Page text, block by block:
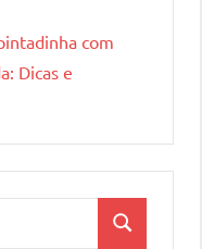
com
Dicas e
Pesquisa